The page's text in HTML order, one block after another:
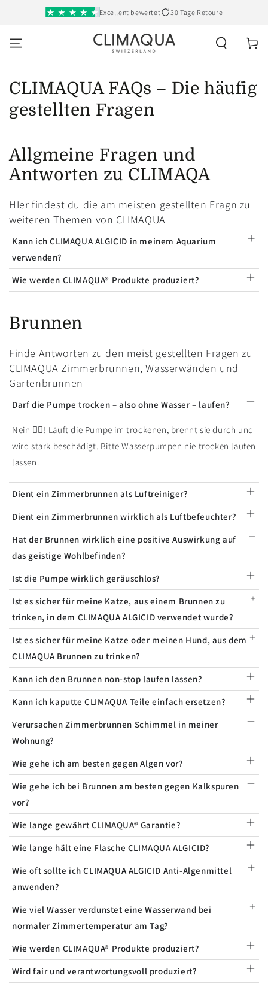
SKIP TO
CONTENT
Excellent bewertet 30 Tage Retoure
Cart
CLIMAQUA FAQs – Die häufig
gestellten Fragen
Allgmeine Fragen und
Antworten zu CLIMAQA
HIer findest du die am meisten gestellten Fragn zu
weiteren Themen von CLIMAQUA
Kann ich CLIMAQUA ALGICID in meinem Aquarium
verwenden?
Wie werden CLIMAQUA® Produkte produziert?
Brunnen
Finde Antworten zu den meist gestellten Fragen zu
CLIMAQUA Zimmerbrunnen, Wasserwänden und
Gartenbrunnen
Darf die Pumpe trocken – also ohne Wasser – laufen?
Nein 🙅‍♂️! Läuft die Pumpe im trockenen, brennt sie durch und
wird stark beschädigt. Bitte Wasserpumpen nie trocken laufen
lassen.
Dient ein Zimmerbrunnen als Luftreiniger?
Dient ein Zimmerbrunnen wirklich als Luftbefeuchter?
Hat der Brunnen wirklich eine positive Auswirkung auf
das geistige Wohlbefinden?
Ist die Pumpe wirklich geräuschlos?
Ist es sicher für meine Katze, aus einem Brunnen zu
trinken, in dem CLIMAQUA ALGICID verwendet wurde?
Ist es sicher für meine Katze oder meinen Hund, aus dem
CLIMAQUA Brunnen zu trinken?
Kann ich den Brunnen non-stop laufen lassen?
Kann ich kaputte CLIMAQUA Teile einfach ersetzen?
Verursachen Zimmerbrunnen Schimmel in meiner
Wohnung?
Wie gehe ich am besten gegen Algen vor?
Wie gehe ich bei Brunnen am besten gegen Kalkspuren
vor?
Wie lange gewährt CLIMAQUA® Garantie?
Wie lange hält eine Flasche CLIMAQUA ALGICID?
Wie oft sollte ich CLIMAQUA ALGICID Anti-Algenmittel
anwenden?
Wie viel Wasser verdunstet eine Wasserwand bei
normaler Zimmertemperatur am Tag?
Wie werden CLIMAQUA® Produkte produziert?
Wird fair und verantwortungsvoll produziert?